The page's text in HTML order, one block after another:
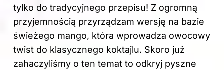
tylko do tradycyjnego przepisu! Z ogromną
przyjemnością przyrządzam wersję na bazie
świeżego mango, która wprowadza owocowy
twist do klasycznego koktajlu. Skoro już
zahaczyliśmy o ten temat to odkryj pyszne